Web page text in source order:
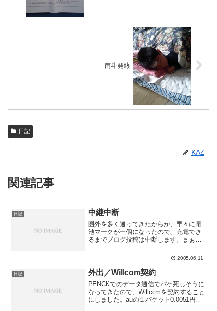
南斗発熱
日記
KAZ
関連記事
日記 中継中断
圏外を多く通ってきたからか、早々に電
池マークが一個になったので、充電でき
るまでブログ投稿は中断します。まぁ今
障はないです。明日の舞台挨拶はしっか
2005.06.11
日記 外出／Willcom契約
PENCKでのデータ通信でパケ死しそうに
なってきたので、Willcomを契約すること
にしました。auの１パケット0.0051円っ